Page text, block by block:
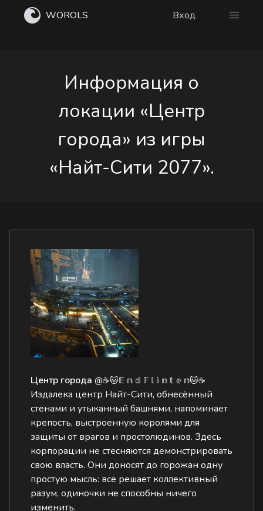
WOROLS Вход
Информация о
локации «Центр
города» из игры
«Найт-Сити 2077».
Центр города @☕🐱𝔼 𝕟 𝕕 𝔽 𝕝 𝕚 𝕟 𝕥 𝕖 𝕟🐱☕
Издалека центр Найт-Сити, обнесённый
стенами и утыканный башнями, напоминает
крепость, выстроенную королями для
защиты от врагов и простолюдинов. Здесь
корпорации не стесняются демонстрировать
свою власть. Они доносят до горожан одну
простую мысль: всё решает коллективный
разум, одиночки не способны ничего
изменить.